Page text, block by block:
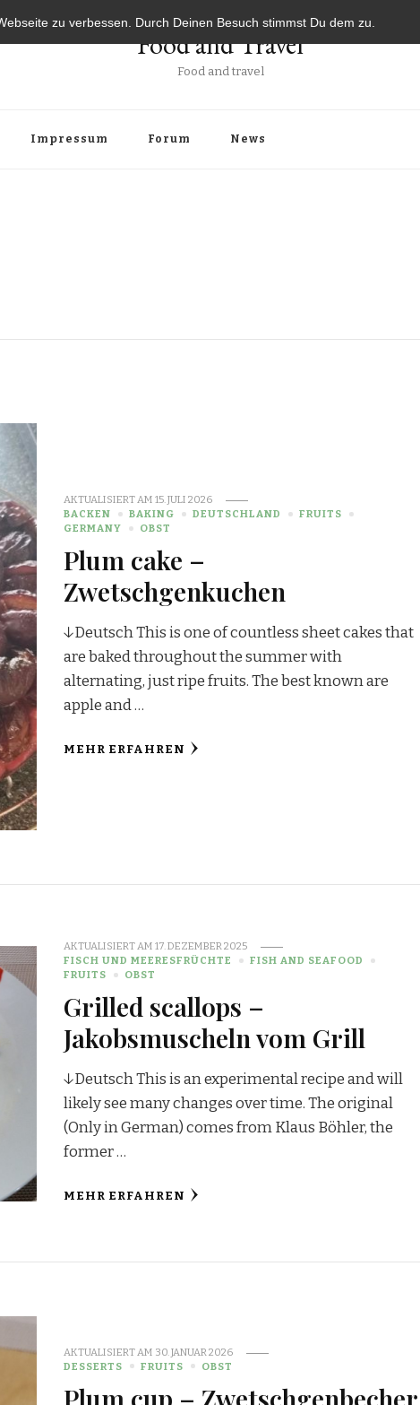
zu verbessen. Durch Deinen Besuch stimmst Du dem zu.
Food and Travel
Food and travel
Impressum Forum News
AKTUALISIERT AM15. JULI 2026
BACKEN
BAKING DEUTSCHLAND
FRUITS
GERMANY
OBST
Plum cake –
Zwetschgenkuchen
↓Deutsch This is one of countless sheet cakes that
are baked throughout the summer with
alternating, just ripe fruits. The best known are
apple and …
MEHR ERFAHREN
AKTUALISIERT AM17. DEZEMBER 2025
FISCH UND MEERESFRÜCHTE
FISH AND SEAFOOD
FRUITS
OBST
Grilled scallops –
Jakobsmuscheln vom Grill
↓Deutsch This is an experimental recipe and will
likely see many changes over time. The original
(Only in German) comes from Klaus Böhler, the
former …
MEHR ERFAHREN
AKTUALISIERT AM 30. JANUAR 2026
DESSERTS
FRUITS OBST
Plum cup – Zwetschgenbecher